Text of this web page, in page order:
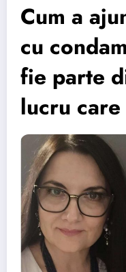
Cum a
cu
fie parte
lucru